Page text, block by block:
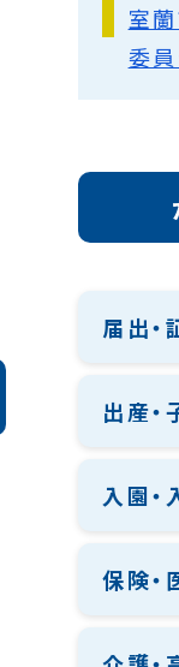
室
委
届出・
出産・
入園・
保険・